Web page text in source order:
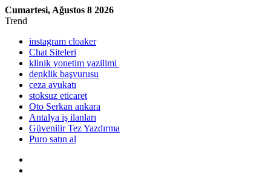
Cumartesi, Ağustos 8 2026
Trend
instagram cloaker
Chat Siteleri
klinik yonetim yazilimi
denklik başvurusu
ceza avukatı
stoksuz eticaret
Oto Serkan ankara
Antalya iş ilanları
Güvenilir Tez Yazdırma
Puro satın al